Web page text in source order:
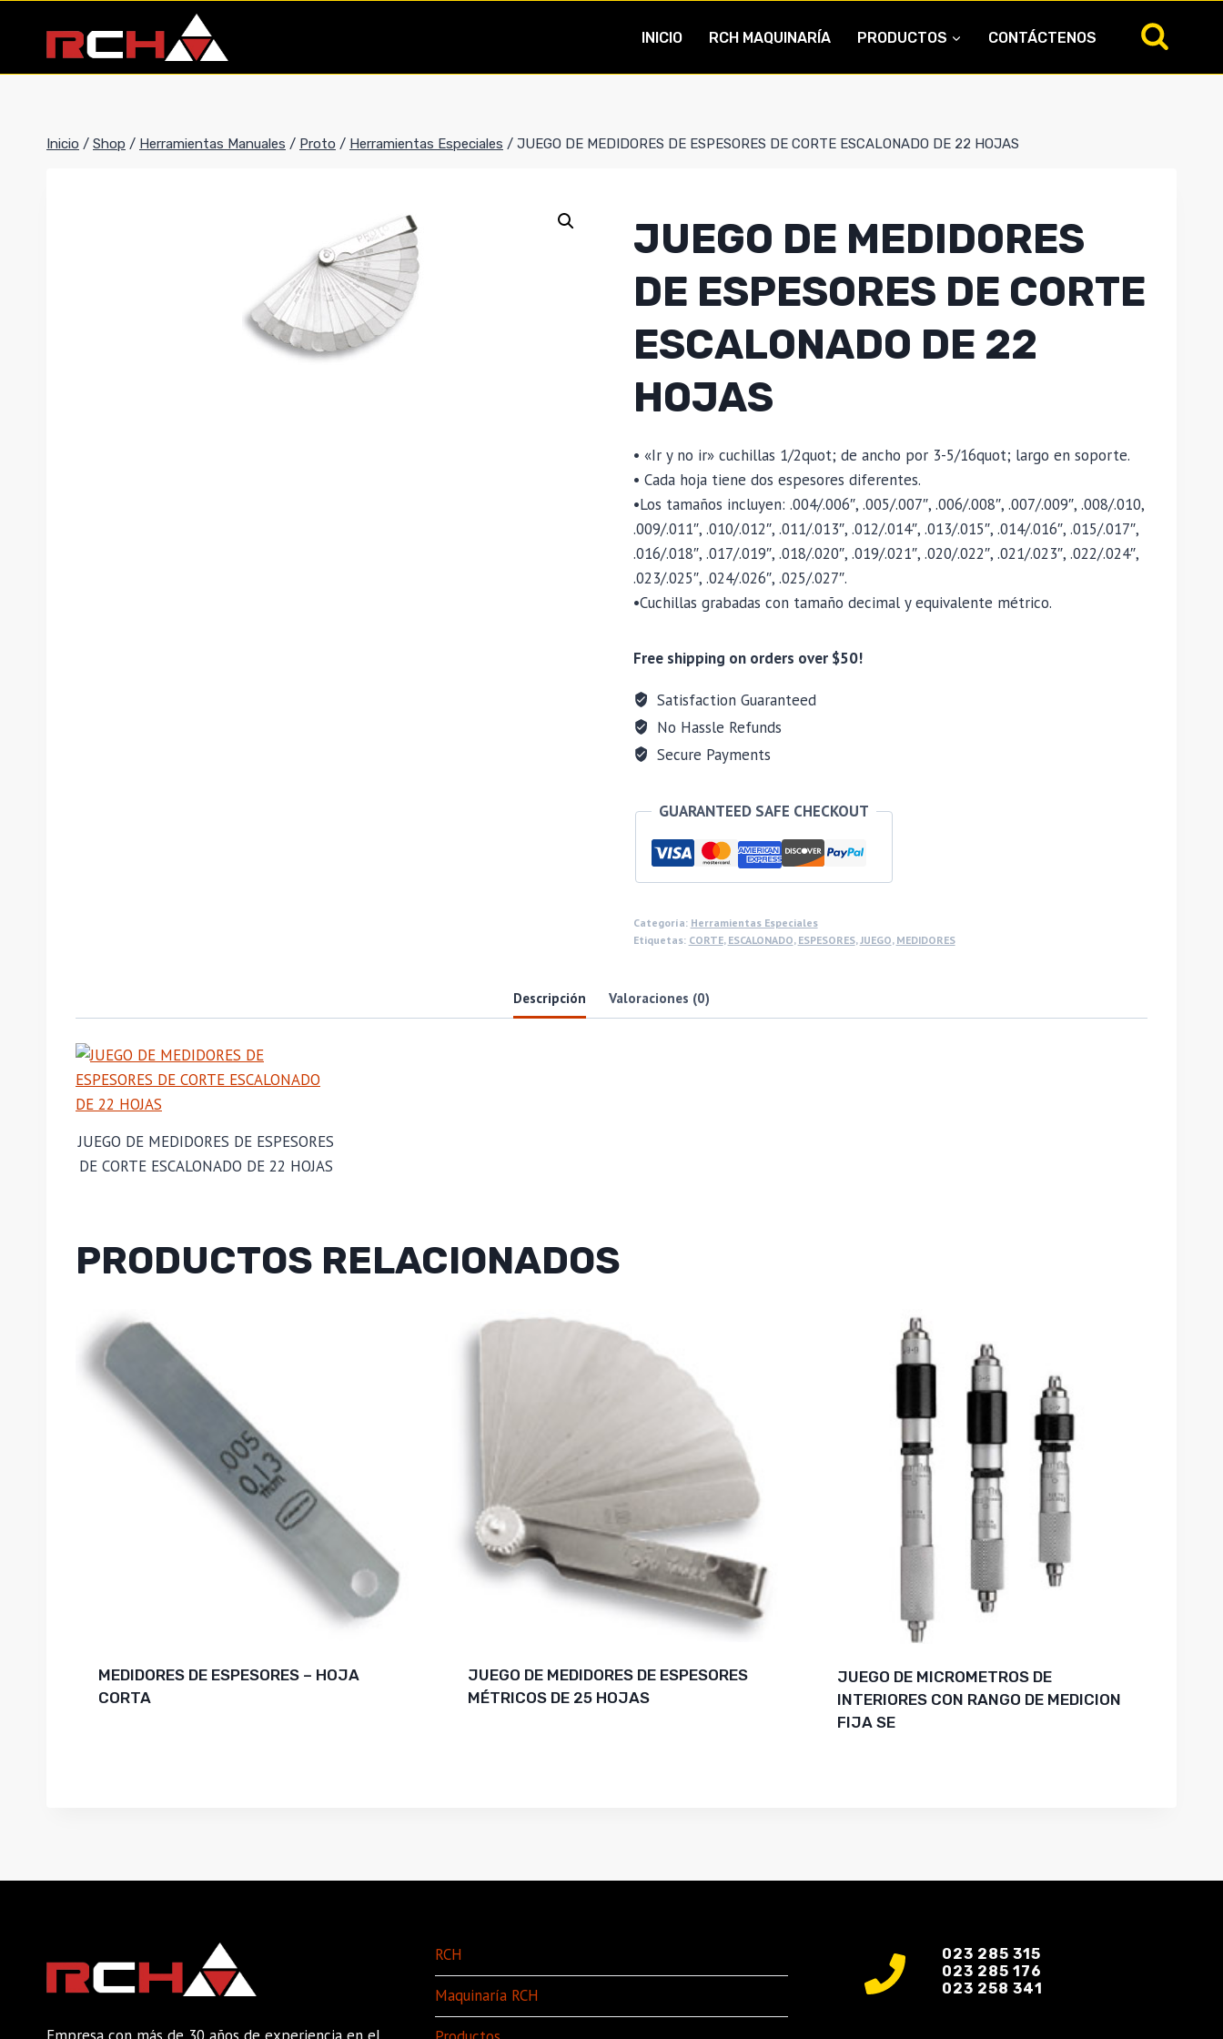
contenido
INICIO RCH MAQUINARÍA PRODUCTOS CONTÁCTENOS
Inicio / Shop / Herramientas Manuales / Proto / Herramientas Especiales / JUEGO DE MEDIDORES DE ESPESORES DE CORTE ESCALONADO DE 22 HOJAS
JUEGO DE MEDIDORES
DE ESPESORES DE CORTE
ESCALONADO DE 22
HOJAS
• «Ir y no ir» cuchillas 1/2quot; de ancho por 3-5/16quot; largo en soporte.
• Cada hoja tiene dos espesores diferentes.
•Los tamaños incluyen: .004/.006″, .005/.007″, .006/.008″, .007/.009″, .008/.010,
.009/.011″, .010/.012″, .011/.013″, .012/.014″, .013/.015″, .014/.016″, .015/.017″,
.016/.018″, .017/.019″, .018/.020″, .019/.021″, .020/.022″, .021/.023″, .022/.024″,
.023/.025″, .024/.026″, .025/.027″.
•Cuchillas grabadas con tamaño decimal y equivalente métrico.
Free shipping on orders over $50!
Satisfaction Guaranteed
No Hassle Refunds
Secure Payments
GUARANTEED SAFE CHECKOUT
Categoría: Herramientas Especiales
Etiquetas: CORTE, ESCALONADO, ESPESORES,JUEGO, MEDIDORES
Descripción Valoraciones (0)
JUEGO DE MEDIDORES DE ESPESORES
DE CORTE ESCALONADO DE 22 HOJAS
PRODUCTOS RELACIONADOS
MEDIDORES DE ESPESORES – HOJA
CORTA
JUEGO DE MEDIDORES DE ESPESORES
MÉTRICOS DE 25 HOJAS
JUEGO DE MICROMETROS DE
INTERIORES CON RANGO DE MEDICION
FIJA SE
RCH
Maquinaría RCH
023 285 315
023 285 176
023 258 341